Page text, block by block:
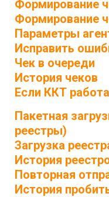
Формирование
Формирование
Параметры
Исправить
Чек в очереди
История чеков
Если ККТ
Пакетная
реестры)
Загрузка
История
Повторная
История